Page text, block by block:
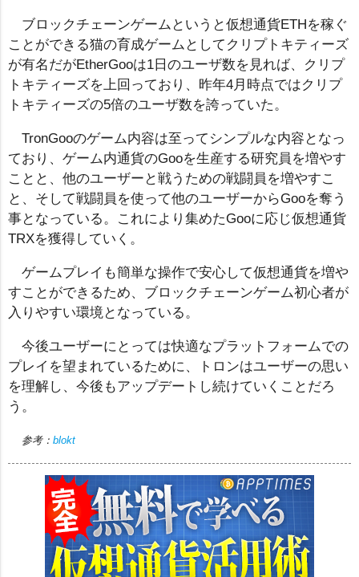
ブロックチェーンゲームというと仮想通貨ETHを稼ぐ
ことができる猫の育成ゲームとしてクリプトキティーズ
が有名だがEtherGooは1日のユーザ数を見れば、クリプ
トキティーズを上回っており、昨年4月時点ではクリプ
トキティーズの5倍のユーザ数を誇っていた。
TronGooのゲーム内容は至ってシンプルな内容となっ
ており、ゲーム内通貨のGooを生産する研究員を増やす
ことと、他のユーザーと戦うための戦闘員を増やすこ
と、そして戦闘員を使って他のユーザーからGooを奪う
事となっている。これにより集めたGooに応じ仮想通貨
TRXを獲得していく。
ゲームプレイも簡単な操作で安心して仮想通貨を増や
すことができるため、ブロックチェーンゲーム初心者が
入りやすい環境となっている。
今後ユーザーにとっては快適なプラットフォームでの
プレイを望まれているために、トロンはユーザーの思い
を理解し、今後もアップデートし続けていくことだろ
う。
参考： blokt